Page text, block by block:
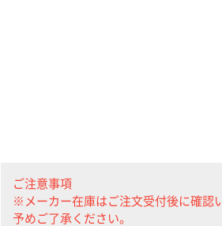
ご注意事項
※メーカー在庫はご注文受付後に確認
予めご了承ください。